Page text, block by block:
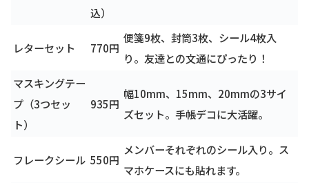
込）
レターセット 770円
便箋9枚、封筒3枚、シール4枚入
り。友達との文通にぴったり！
マスキングテー
プ（3つセッ
ト）
935円
幅10mm、15mm、20mmの3サイ
ズセット。手帳デコに大活躍。
フレークシール 550円
メンバーそれぞれのシール入り。ス
マホケースにも貼れます。